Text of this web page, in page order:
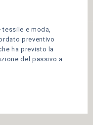
e moda,
preventivo
ha previsto la
del passivo a